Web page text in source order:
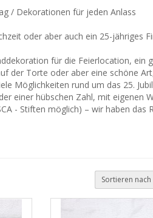
/ Dekorationen für jeden Anlass
oder aber auch ein 25-jähriges
für die Feierlocation, ein
der Torte oder aber eine schöne
Möglichkeiten rund um das 25.
einer hübschen Zahl, mit eigenen
- Stiften möglich) – wir haben das
Sortieren nach